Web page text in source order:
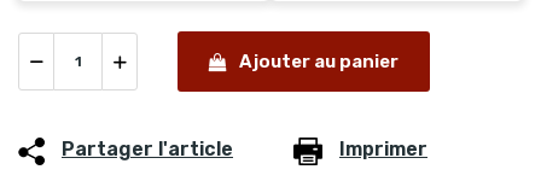
Ajouter au panier
Partager l'article Imprimer